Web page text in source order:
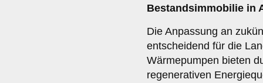
Bestandsimmobilie in
Die Anpassung an
entscheidend für die
Wärmepumpen bieten
regenerativen